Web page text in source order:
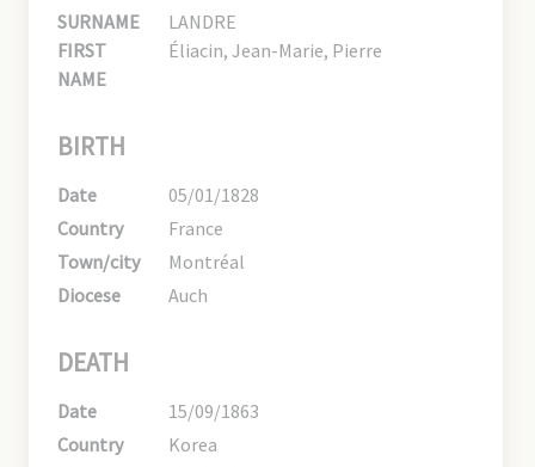
SURNAME
LANDRE
FIRST
NAME
Éliacin, Jean-Marie, Pierre
BIRTH
Date
05/01/1828
Country
France
Town/city
Montréal
Diocese
Auch
DEATH
Date
15/09/1863
Country
Korea